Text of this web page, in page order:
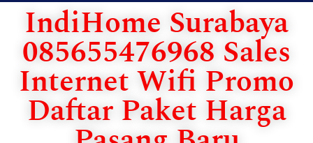
IndiHome Surabaya
085655476968 Sales
Internet Wifi Promo
Daftar Paket Harga